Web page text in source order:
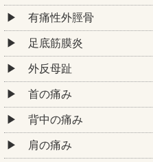
有痛性外脛骨
足底筋膜炎
外反母趾
首の痛み
背中の痛み
肩の痛み